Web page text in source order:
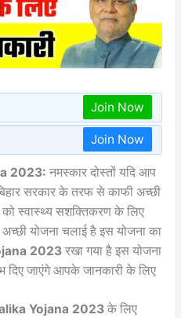
Join Now
Join Now
2023: नमस्कार दोस्तों यदि आप
सरकार के तरफ से काफी अच्छी
स्वास्थ्य सशक्तिकरण के लिए
योजना चलाई है इस योजना का
2023रखा गया है इस योजना
जाएंगे आपके जानकारी के लिए
Yojana 2023के लिए